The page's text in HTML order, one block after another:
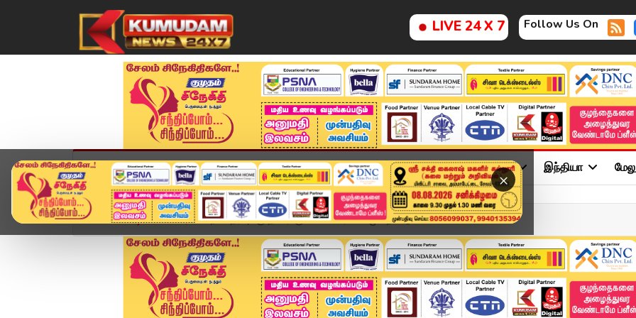
LIVE 24 X 7 Follow Us On
×
முகப்பு விளையாட்டு அண்மை தமிழ்நாடு சினிமா அரசியல் விளையாட்டு இந்தியா
Home வீடியோ ஸ்டோரி நீட் தேர்வுக்கு தயாராகும் மாணவர்கள்.. முறைகேடுக...